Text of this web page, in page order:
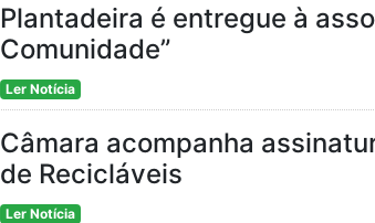
Plantadeira é entregue à
Comunidade”
Ler Notícia
Câmara acompanha
de Recicláveis
Ler Notícia